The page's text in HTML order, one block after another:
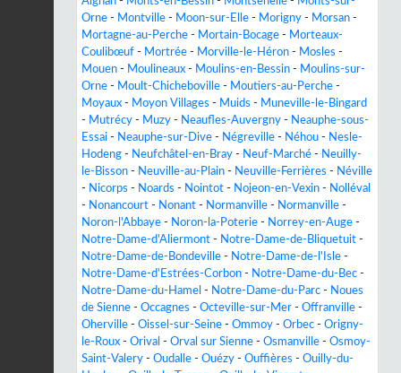
Orne - Montville - Moon-sur-Elle - Morigny - Morsan -
Mortagne-au-Perche - Mortain-Bocage - Morteaux-
Coulibœuf - Mortrée - Morville-le-Héron - Mosles -
Mouen - Moulineaux - Moulins-en-Bessin - Moulins-sur-
Orne - Moult-Chicheboville - Moutiers-au-Perche -
Moyaux - Moyon Villages - Muids - Muneville-le-Bingard
- Mutrécy - Muzy - Neaufles-Auvergny - Neauphe-sous-
Essai - Neauphe-sur-Dive - Négreville - Néhou - Nesle-
Hodeng - Neufchâtel-en-Bray - Neuf-Marché - Neuilly-
le-Bisson - Neuville-au-Plain - Neuville-Ferrières - Néville
- Nicorps - Noards - Nointot - Nojeon-en-Vexin - Nolléval
- Nonancourt - Nonant - Normanville - Normanville -
Noron-l'Abbaye - Noron-la-Poterie - Norrey-en-Auge -
Notre-Dame-d'Aliermont - Notre-Dame-de-Bliquetuit -
Notre-Dame-de-Bondeville - Notre-Dame-de-l'Isle -
Notre-Dame-d'Estrées-Corbon - Notre-Dame-du-Bec -
Notre-Dame-du-Hamel - Notre-Dame-du-Parc - Noues
de Sienne - Occagnes - Octeville-sur-Mer - Offranville -
Oherville - Oissel-sur-Seine - Ommoy - Orbec - Origny-
le-Roux - Orival - Orval sur Sienne - Osmanville - Osmoy-
Saint-Valery - Oudalle - Ouézy - Ouffières - Ouilly-du-